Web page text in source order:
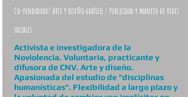
Co-fundadora/ Arte y diseño gráfico / Publicidad y manejo de redes
sociales
Activista e investigadora de la
Noviolencia. Voluntaria, practicante y
difusora de CNV. Arte y diseño.
Apasionada del estudio de "disciplinas
humanísticas". Flexibilidad a largo plazo y